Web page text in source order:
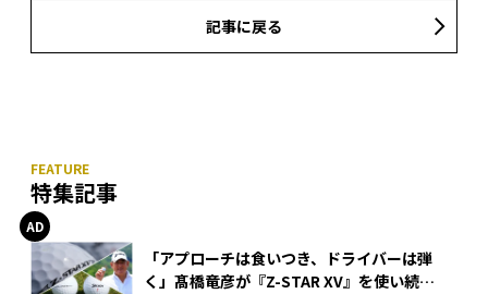
記事に戻る
特集記事
「アプローチは食いつき、ドライバーは弾
く」髙橋竜彦が『Z-STAR XV』を使い続け